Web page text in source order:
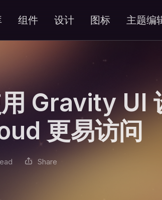
组件 设计 图标 主题编
Gravity UI
更易访问
Share